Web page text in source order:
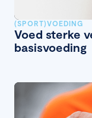
(SPORT)VOEDING
Voed sterke
basisvoeding